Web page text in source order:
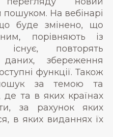
пошуком. На вебінарі
буде змінено, що
порівняють із
повторять
збереження
функції. Також
за темою та
де та в яких країнах
за рахунок яких
в яких виданнях їх